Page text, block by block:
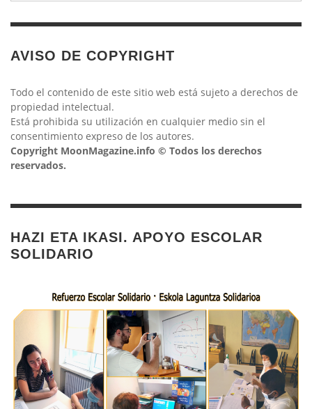
AVISO DE COPYRIGHT
Todo el contenido de este sitio web está sujeto a derechos de
propiedad intelectual.
Está prohibida su utilización en cualquier medio sin el
consentimiento expreso de los autores.
Copyright MoonMagazine.info © Todos los derechos
reservados.
HAZI ETA IKASI. APOYO ESCOLAR
SOLIDARIO